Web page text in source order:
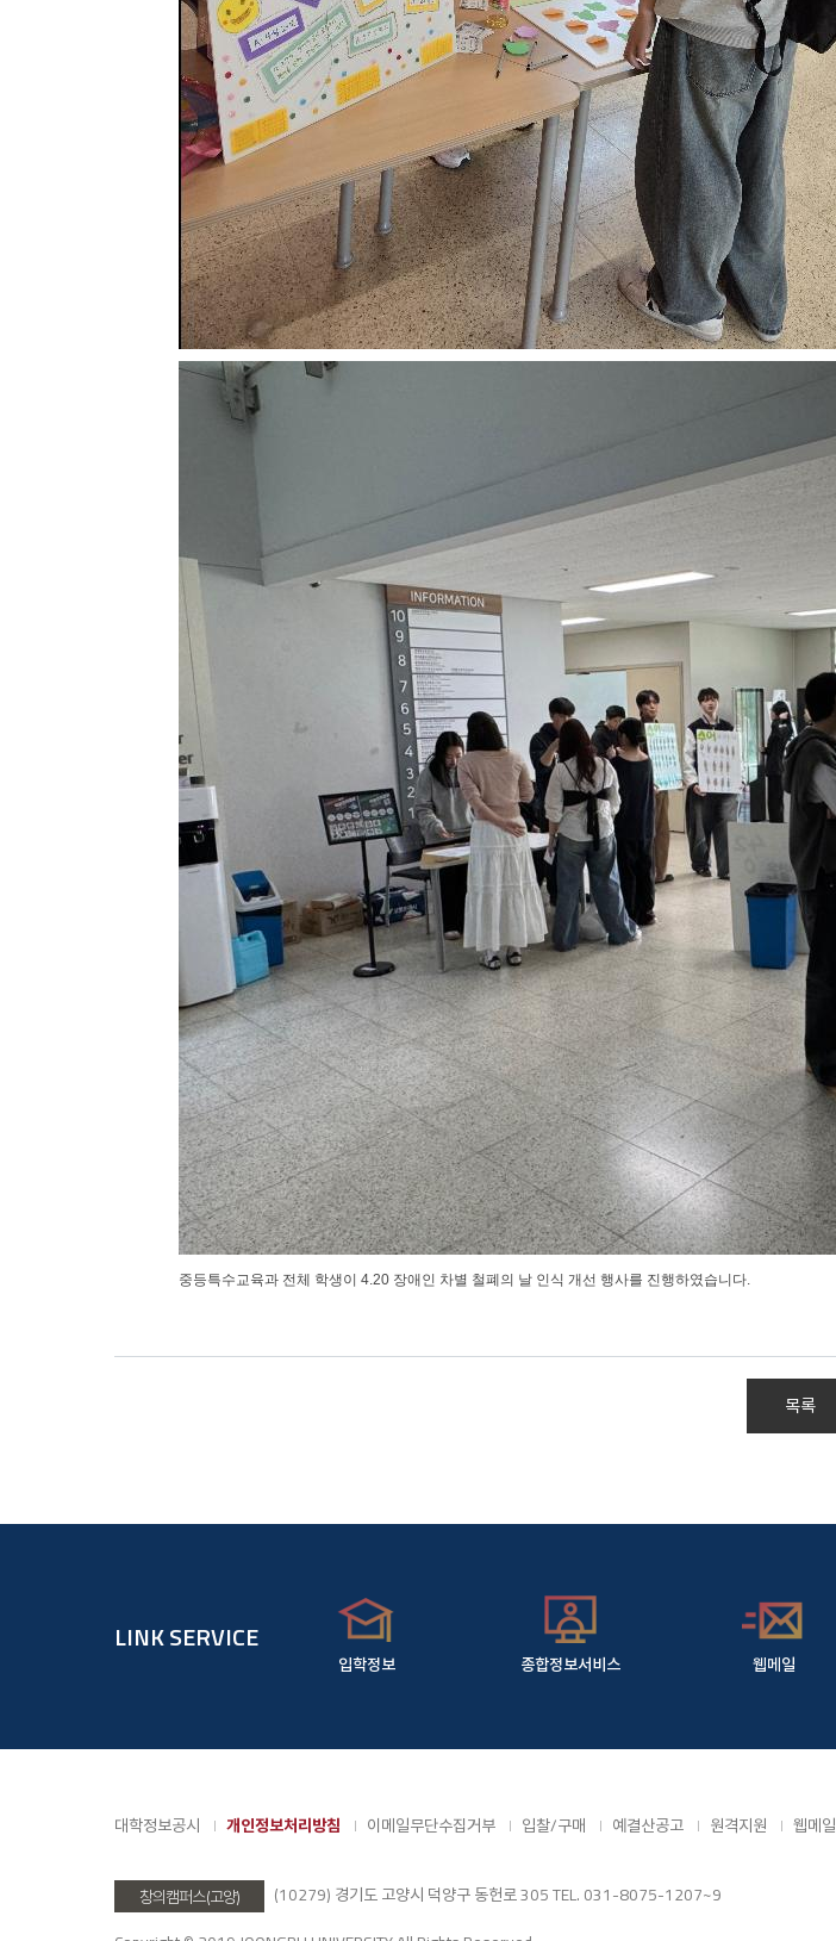
중등특수교육과 전체 학생이 4.20 장애인 차별 철폐의 날 인식 개선 행사를 진행하였습니다.
목록
LINK SERVICE
입학정보 종합정보서비스 웹메일
대학정보공시 개인정보처리방침 이메일무단수집거부 입찰/구매 예결산공고 원격지원 웹메일
창의캠퍼스(고양)
(10279) 경기도 고양시 덕양구 동헌로 305 TEL. 031-8075-1207~9